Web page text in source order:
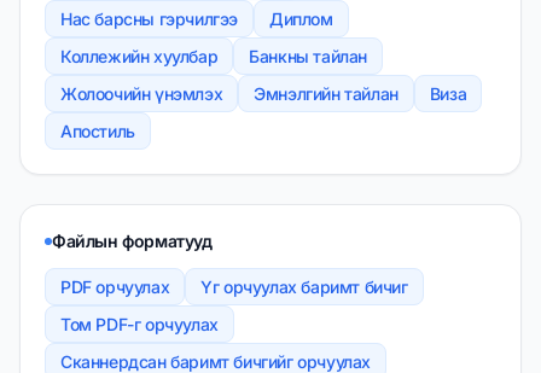
Нас барсны гэрчилгээ
Диплом
Коллежийн хуулбар
Банкны тайлан
Жолоочийн үнэмлэх
Эмнэлгийн тайлан
Виза
Апостиль
Файлын форматууд
PDF орчуулах
Үг орчуулах баримт бичиг
Том PDF-г орчуулах
Сканнердсан баримт бичгийг орчуулах